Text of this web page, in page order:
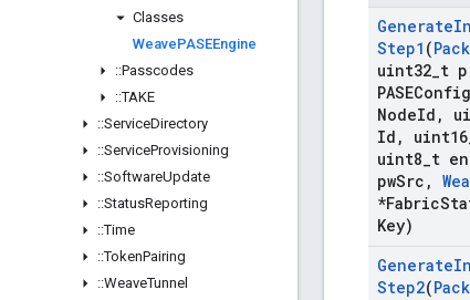
Classes
WeavePASEEngine
::Passcodes
::TAKE
::ServiceDirectory
::ServiceProvisioning
::SoftwareUpdate
::StatusReporting
::Time
::TokenPairing
::WeaveTunnel
Generate
Step1 (
uint32 t
PASEConfig
NodeId ,
Id , uint16
uint8 t
pwSrc ,
*Fabric
Key)
Generate
Step2(